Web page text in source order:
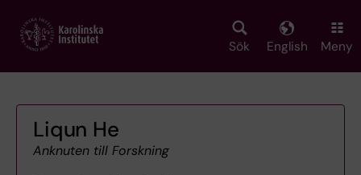
main
Sök English Meny
Liqun He
Anknuten till Forskning